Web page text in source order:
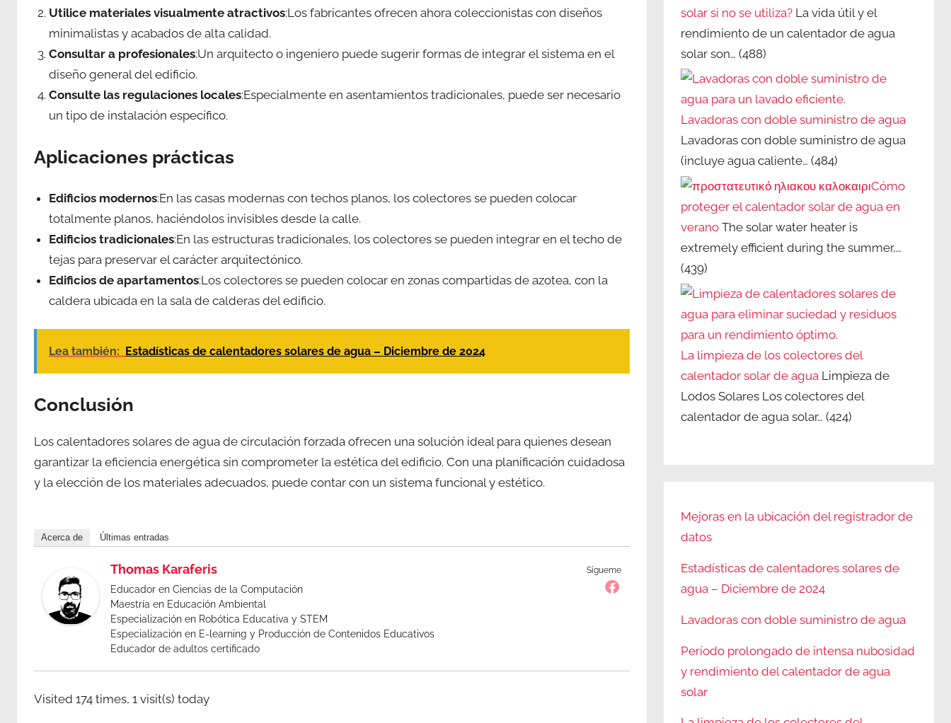
Utilice materiales visualmente atractivos:Los fabricantes ofrecen ahora coleccionistas con diseños
minimalistas y acabados de alta calidad.
Consultar a profesionales:Un arquitecto o ingeniero puede sugerir formas de integrar el sistema en el
diseño general del edificio.
Consulte las regulaciones locales:Especialmente en asentamientos tradicionales, puede ser necesario
un tipo de instalación específico.
Aplicaciones prácticas
Edificios modernos:En las casas modernas con techos planos, los colectores se pueden colocar
totalmente planos, haciéndolos invisibles desde la calle.
Edificios tradicionales:En las estructuras tradicionales, los colectores se pueden integrar en el techo de
tejas para preservar el carácter arquitectónico.
Edificios de apartamentos:Los colectores se pueden colocar en zonas compartidas de azotea, con la
caldera ubicada en la sala de calderas del edificio.
Lea también: Estadísticas de calentadores solares de agua – Diciembre de 2024
Conclusión
Los calentadores solares de agua de circulación forzada ofrecen una solución ideal para quienes desean
garantizar la eficiencia energética sin comprometer la estética del edificio. Con una planificación cuidadosa
y la elección de los materiales adecuados, puede contar con un sistema funcional y estético.
Acerca de Últimas entradas
Sígueme
Thomas Karaferis
Educador en Ciencias de la Computación
Maestría en Educación Ambiental
Especialización en Robótica Educativa y STEM
Especialización en E-learning y Producción de Contenidos Educativos
Educador de adultos certificado
Visited 174 times, 1 visit(s) today
solar si no se utiliza? La vida útil y el
rendimiento de un calentador de agua
solar son… (488)
Lavadoras con doble suministro de agua
Lavadoras con doble suministro de agua
(incluye agua caliente… (484)
Cómo
proteger el calentador solar de agua en
verano The solar water heater is
extremely efficient during the summer,…
(439)
La limpieza de los colectores del
calentador solar de agua Limpieza de
Lodos Solares Los colectores del
calentador de agua solar… (424)
Mejoras en la ubicación del registrador de
datos
Estadísticas de calentadores solares de
agua – Diciembre de 2024
Lavadoras con doble suministro de agua
Período prolongado de intensa nubosidad
y rendimiento del calentador de agua
solar